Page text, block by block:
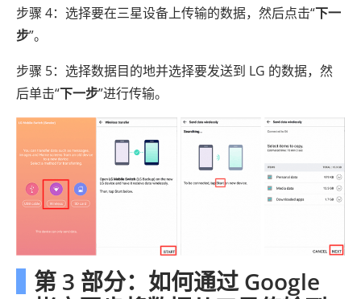
步骤 4：选择要在三星设备上传输的数据，然后点击“下一
步”。
步骤 5：选择数据目的地并选择要发送到 LG 的数据，然
后单击“下一步”进行传输。
第 3 部分：如何通过 Google